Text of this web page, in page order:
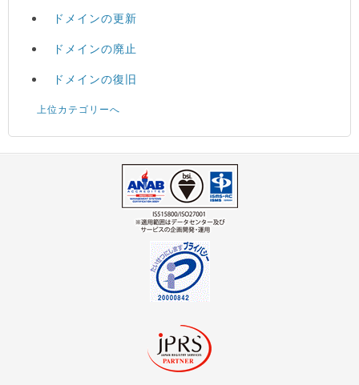
ドメインの更新
ドメインの廃止
ドメインの復旧
上位カテゴリーへ